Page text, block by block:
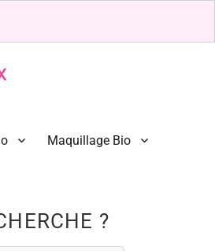
Maquillage Bio
?